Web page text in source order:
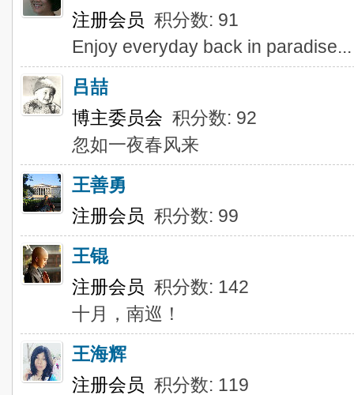
注册会员 积分数: 91
Enjoy everyday back in paradise...
吕喆
博主委员会 积分数: 92
忽如一夜春风来
王善勇
注册会员 积分数: 99
王锟
注册会员 积分数: 142
十月，南巡！
王海辉
注册会员 积分数: 119